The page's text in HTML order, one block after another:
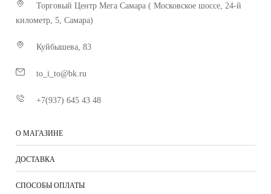
Торговый Центр Мега Самара ( Московское шоссе, 24-й
километр, 5, Самара)
Куйбышева, 83
to_i_to@bk.ru
+7(937) 645 43 48
О МАГАЗИНЕ
ДОСТАВКА
СПОСОБЫ ОПЛАТЫ